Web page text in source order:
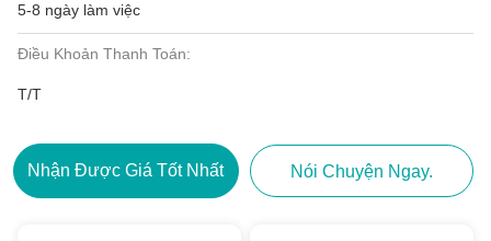
5-8 ngày làm việc
Điều Khoản Thanh Toán:
T/T
Nhận Được Giá Tốt Nhất Nói Chuyện Ngay.